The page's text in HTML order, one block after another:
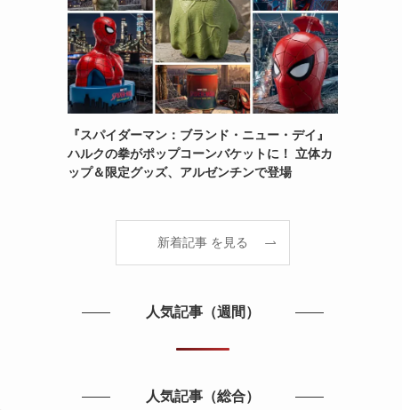
『スパイダーマン：ブランド・ニュー・デイ』
ハルクの拳がポップコーンバケットに！ 立体カ
ップ＆限定グッズ、アルゼンチンで登場
新着記事 を見る
人気記事（週間）
人気記事（総合）